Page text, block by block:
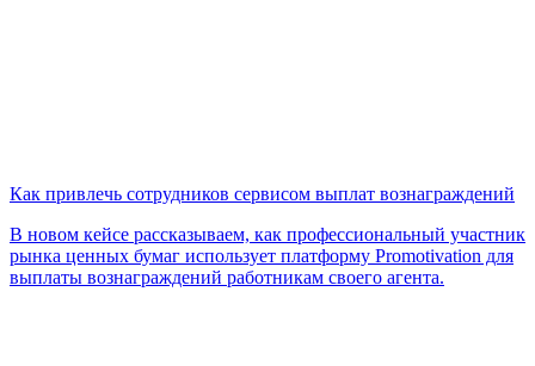
Как привлечь сотрудников сервисом выплат вознаграждений
В новом кейсе рассказываем, как профессиональный участник
рынка ценных бумаг использует платформу Promotivation для
выплаты вознаграждений работникам своего агента.